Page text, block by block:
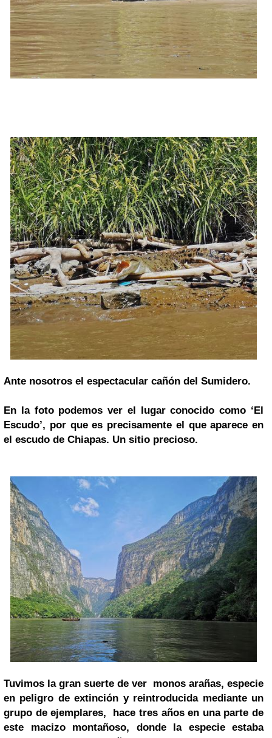
Ante nosotros el espectacular cañón del Sumidero.
En la foto podemos ver el lugar conocido como ‘El
Escudo’, por que es precisamente el que aparece en
el escudo de Chiapas. Un sitio precioso.
Tuvimos la gran suerte de ver monos arañas, especie
en peligro de extinción y reintroducida mediante un
grupo de ejemplares, hace tres años en una parte de
este macizo montañoso, donde la especie estaba